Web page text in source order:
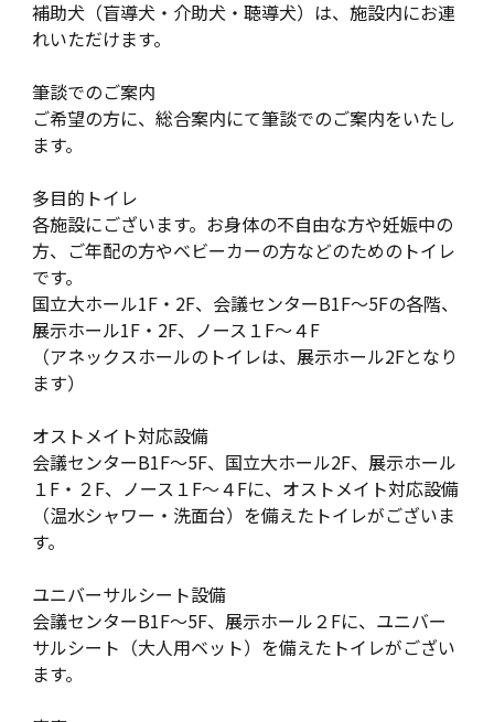
補助犬（盲導犬・介助犬・聴導犬）は、施設内にお連
れいただけます。
筆談でのご案内
ご希望の方に、総合案内にて筆談でのご案内をいたし
ます。
多目的トイレ
各施設にございます。お身体の不自由な方や妊娠中の
方、ご年配の方やベビーカーの方などのためのトイレ
です。
国立大ホール1F・2F、会議センターB1F～5Fの各階、
展示ホール1F・2F、ノース１F～４F
（アネックスホールのトイレは、展示ホール2Fとなり
ます）
オストメイト対応設備
会議センターB1F～5F、国立大ホール2F、展示ホール
１F・２F、ノース１F～４Fに、オストメイト対応設備
（温水シャワー・洗面台）を備えたトイレがございま
す。
ユニバーサルシート設備
会議センターB1F～5F、展示ホール２Fに、ユニバー
サルシート（大人用ベット）を備えたトイレがござい
ます。